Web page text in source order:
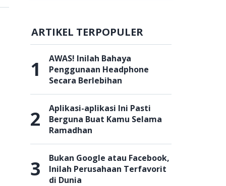
ARTIKEL TERPOPULER
1
AWAS! Inilah Bahaya
Penggunaan Headphone
Secara Berlebihan
2
Aplikasi-aplikasi Ini Pasti
Berguna Buat Kamu Selama
Ramadhan
3
Bukan Google atau Facebook,
Inilah Perusahaan Terfavorit
di Dunia